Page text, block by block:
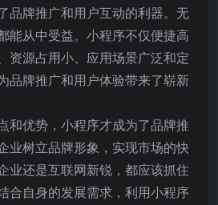
品牌推广和用户互动的利器。无
能从中受益。小程序不仅便捷高
资源占用小、应用场景广泛和定
品牌推广和用户体验带来了崭新
和优势，小程序才成为了品牌推
业树立品牌形象，实现市场的快
业还是互联网新锐，都应该抓住
合自身的发展需求，利用小程序